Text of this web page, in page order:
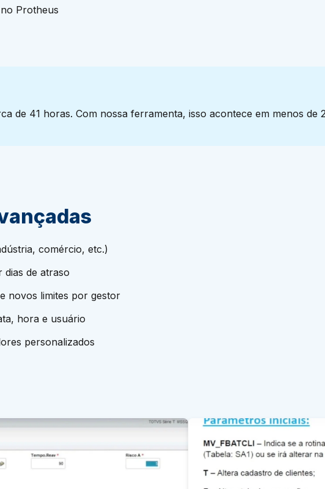
Protheus
de 41 horas. Com nossa ferramenta, isso acontece em menos de
comércio, etc.)
dias de atraso
novos limites por gestor
hora e usuário
personalizados